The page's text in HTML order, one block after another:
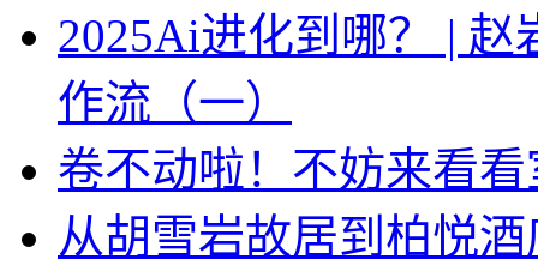
2025Ai进化到哪？ |
作流（一）
卷不动啦！不妨来看
从胡雪岩故居到柏悦